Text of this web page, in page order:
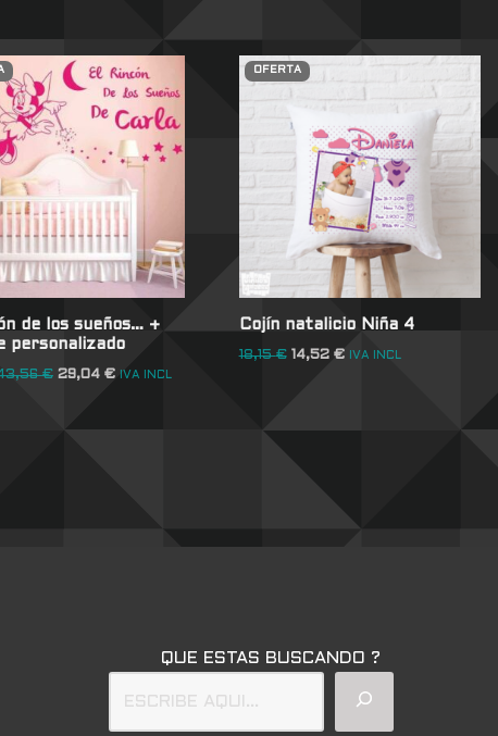
de los sueños… +
personalizado
€ 29,04 € IVA INCL
OFERTA
Cojín natalicio Niña 4
18,15€ 14,52 € IVA INCL
QUE ESTAS BUSCANDO ?